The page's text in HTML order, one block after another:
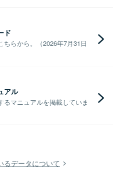
ド
らから。（2026年7月31日
アル
マニュアルを掲載していま
るデータについて